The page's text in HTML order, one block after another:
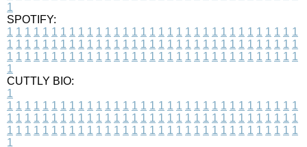
1
SPOTIFY:
1 1 1 1 1 1 1 1 1 1 1 1 1 1 1 1 1 1 1 1 1 1 1 1 1 1 1 1 1 1 1 1 1
1 1 1 1 1 1 1 1 1 1 1 1 1 1 1 1 1 1 1 1 1 1 1 1 1 1 1 1 1 1 1 1 1
1 1 1 1 1 1 1 1 1 1 1 1 1 1 1 1 1 1 1 1 1 1 1 1 1 1 1 1 1 1 1 1 1
1
CUTTLY BIO:
1
1 1 1 1 1 1 1 1 1 1 1 1 1 1 1 1 1 1 1 1 1 1 1 1 1 1 1 1 1 1 1 1 1
1 1 1 1 1 1 1 1 1 1 1 1 1 1 1 1 1 1 1 1 1 1 1 1 1 1 1 1 1 1 1 1 1
1 1 1 1 1 1 1 1 1 1 1 1 1 1 1 1 1 1 1 1 1 1 1 1 1 1 1 1 1 1 1 1 1
1